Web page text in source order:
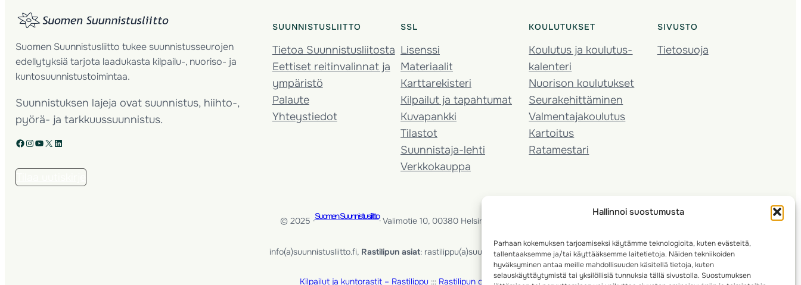
Hallinnoi suostumusta
Parhaan kokemuksen tarjoamiseksi käytämme teknologioita, kuten evästeitä,
tallentaaksemme ja/tai käyttääksemme laitetietoja. Näiden tekniikoiden
hyväksyminen antaa meille mahdollisuuden käsitellä tietoja, kuten
selauskäyttäytymistä tai yksilöllisiä tunnuksia tällä sivustolla. Suostumuksen
Suomen Suunnistusliitto tukee suunnistusseurojen
edellytyksiä tarjota laadukasta kilpailu-, nuoriso- ja
kuntosuunnistustoimintaa.
Suunnistuksen lajeja ovat suunnistus, hiihto-,
pyörä- ja tarkkuussuunnistus.
Facebook Instagram YouTube X LinkedIn
SUUNNISTUSLIITTO
Tietoa Suunnistusliitosta
Eettiset reitinvalinnat ja
ympäristö
Palaute
Yhteystiedot
SSL
Lisenssi
Materiaalit
Karttarekisteri
Kilpailut ja tapahtumat
Kuvapankki
Tilastot
Suunnistaja-lehti
Verkkokauppa
KOULUTUKSET
Koulutus ja koulutus­
kalenteri
Nuorison koulutukset
Seura­kehittäminen
Valmentaja­koulutus
Kartoitus
Ratamestari
SIVUSTO
Tietosuoja
© 2025 ·Suomen Suunnistusliitto· Valimotie 10, 00380 Helsinki, Finland
info(a)suunnistusliitto.fi, Rastilipun asiat: rastilippu(a)suunnistusliitto.fi
Kilpailut ja kuntorastit – Rastilippu::: Rastilipun ohjeet